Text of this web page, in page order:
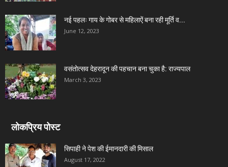
नई पहलः गाय के गोबर से महिलाऐं बना रही मूर्ति व...
June 12, 2023
वसंतोत्सव देहरादून की पहचान बना चुका है: राज्यपाल
March 3, 2023
लोकप्रिय पोस्ट
सिपाही ने पेश की ईमानदारी की मिसाल
August 17, 2022